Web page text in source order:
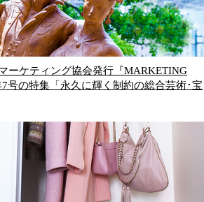
ーケティング協会発行『MARKETING
号の特集「永久に輝く制約の総合芸術･宝